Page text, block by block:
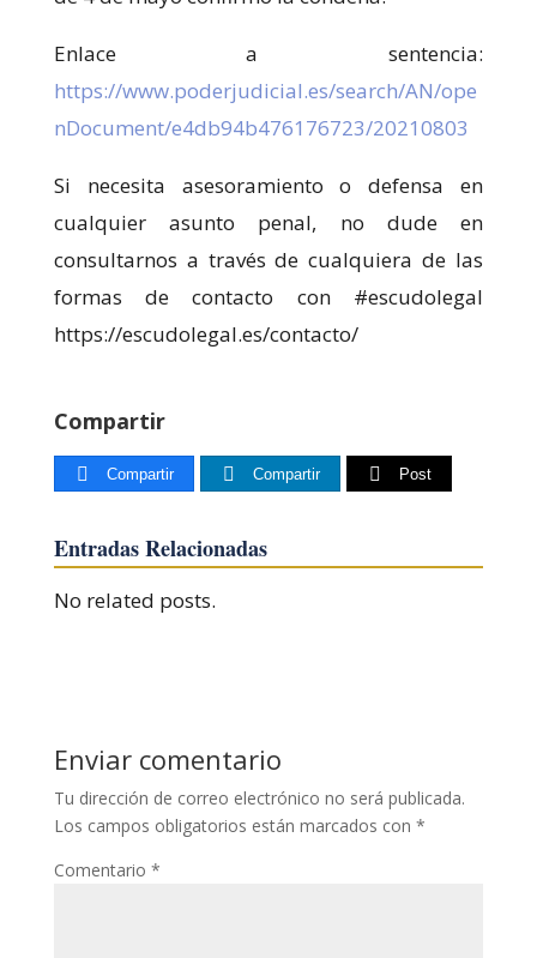
Enlace a sentencia:
https://www.poderjudicial.es/search/AN/ope
nDocument/e4db94b476176723/20210803
Si necesita asesoramiento o defensa en
cualquier asunto penal, no dude en
consultarnos a través de cualquiera de las
formas de contacto con #escudolegal
https://escudolegal.es/contacto/
Compartir
Compartir Compartir Post
Entradas Relacionadas
No related posts.
Enviar comentario
Tu dirección de correo electrónico no será publicada.
Los campos obligatorios están marcados con *
Comentario *